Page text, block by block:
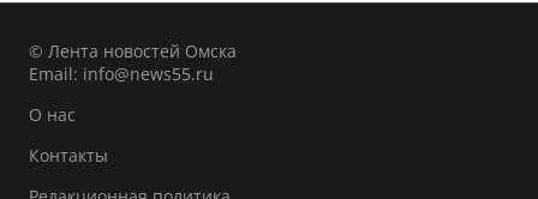
© Лента новостей Омска
Email: info@news55.ru
О нас
Контакты